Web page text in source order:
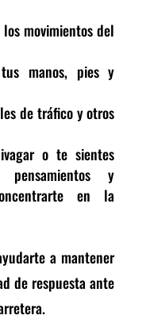
movimientos del
manos, pies y
de tráfico y otros
o te sientes
pensamientos y
en la
a mantener
de respuesta ante